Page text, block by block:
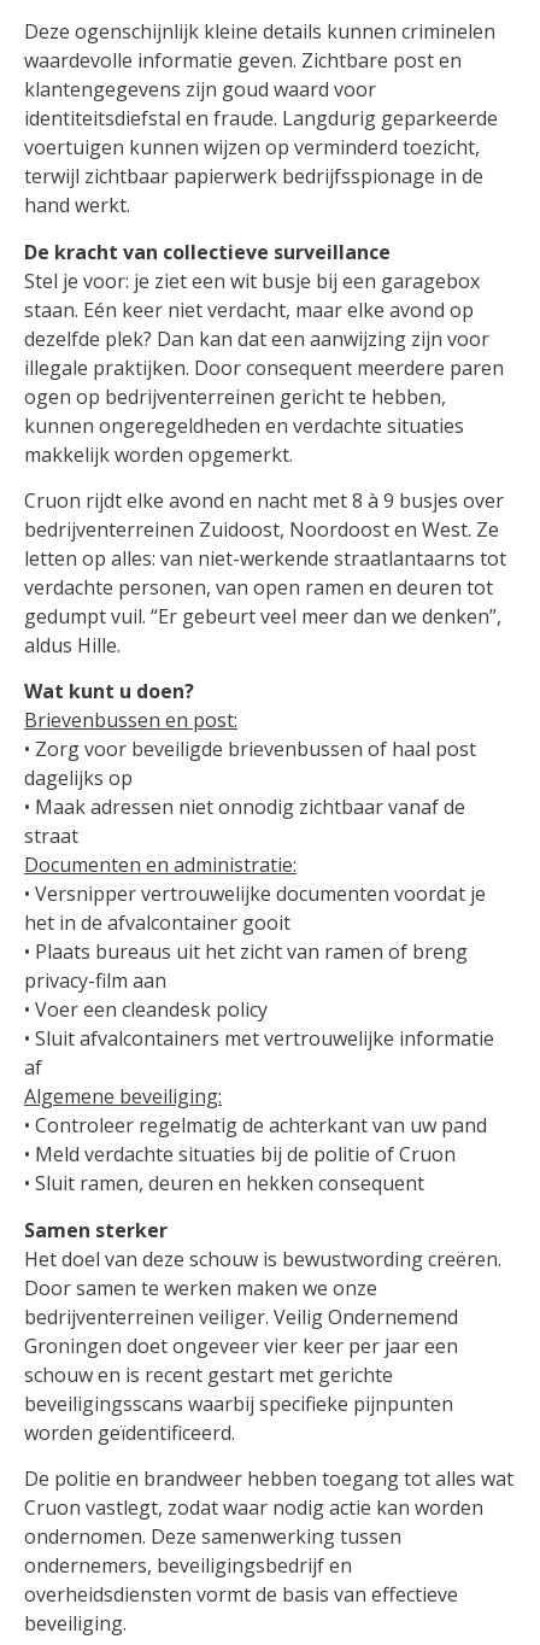
Deze ogenschijnlijk kleine details kunnen criminelen
waardevolle informatie geven. Zichtbare post en
klantengegevens zijn goud waard voor
identiteitsdiefstal en fraude. Langdurig geparkeerde
voertuigen kunnen wijzen op verminderd toezicht,
terwijl zichtbaar papierwerk bedrijfsspionage in de
hand werkt.
De kracht van collectieve surveillance
Stel je voor: je ziet een wit busje bij een garagebox
staan. Eén keer niet verdacht, maar elke avond op
dezelfde plek? Dan kan dat een aanwijzing zijn voor
illegale praktijken. Door consequent meerdere paren
ogen op bedrijventerreinen gericht te hebben,
kunnen ongeregeldheden en verdachte situaties
makkelijk worden opgemerkt.
Cruon rijdt elke avond en nacht met 8 à 9 busjes over
bedrijventerreinen Zuidoost, Noordoost en West. Ze
letten op alles: van niet-werkende straatlantaarns tot
verdachte personen, van open ramen en deuren tot
gedumpt vuil. “Er gebeurt veel meer dan we denken”,
aldus Hille.
Wat kunt u doen?
Brievenbussen en post:
• Zorg voor beveiligde brievenbussen of haal post
dagelijks op
• Maak adressen niet onnodig zichtbaar vanaf de
straat
Documenten en administratie:
• Versnipper vertrouwelijke documenten voordat je
het in de afvalcontainer gooit
• Plaats bureaus uit het zicht van ramen of breng
privacy-film aan
• Voer een cleandesk policy
• Sluit afvalcontainers met vertrouwelijke informatie
af
Algemene beveiliging:
• Controleer regelmatig de achterkant van uw pand
• Meld verdachte situaties bij de politie of Cruon
• Sluit ramen, deuren en hekken consequent
Samen sterker
Het doel van deze schouw is bewustwording creëren.
Door samen te werken maken we onze
bedrijventerreinen veiliger. Veilig Ondernemend
Groningen doet ongeveer vier keer per jaar een
schouw en is recent gestart met gerichte
beveiligingsscans waarbij specifieke pijnpunten
worden geïdentificeerd.
De politie en brandweer hebben toegang tot alles wat
Cruon vastlegt, zodat waar nodig actie kan worden
ondernomen. Deze samenwerking tussen
ondernemers, beveiligingsbedrijf en
overheidsdiensten vormt de basis van effectieve
beveiliging.